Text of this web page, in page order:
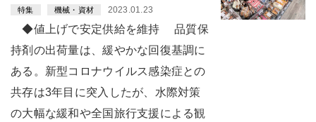
特集 機械・資材 2023.01.23
◆値上げで安定供給を維持 品質保
持剤の出荷量は、緩やかな回復基調に
ある。新型コロナウイルス感染症との
共存は3年目に突入したが、水際対策
の大幅な緩和や全国旅行支援による観